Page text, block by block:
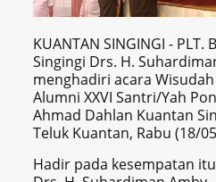
KUANTAN SINGINGI -
Singingi Drs. H.
menghadiri acara
Alumni XXVI Santri/Yah
Ahmad Dahlan Kuantan
Teluk Kuantan, Rabu (18/
Hadir pada kesempatan